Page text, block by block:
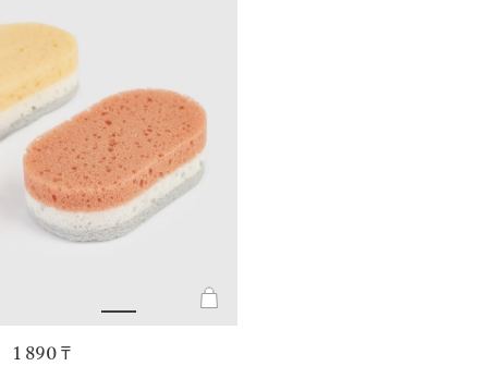
1 890 ₸